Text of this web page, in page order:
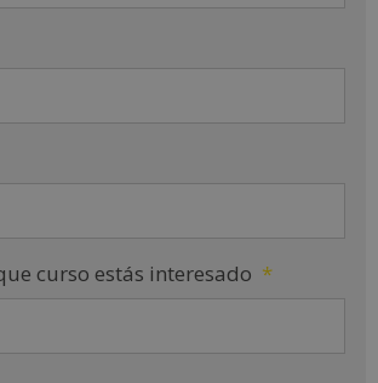
curso estás interesado *